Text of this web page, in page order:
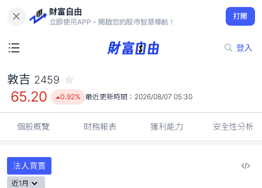
財富自由
立即使用APP，開啟您的股市智慧導航！
打開
登入
65.20
0.92%
敦吉 2459
65.20 0.92% 最近更新時間： 2026/08/07 05:30
個股概覽 財務報表 獲利能力 安全性分析
法人買賣
近1月